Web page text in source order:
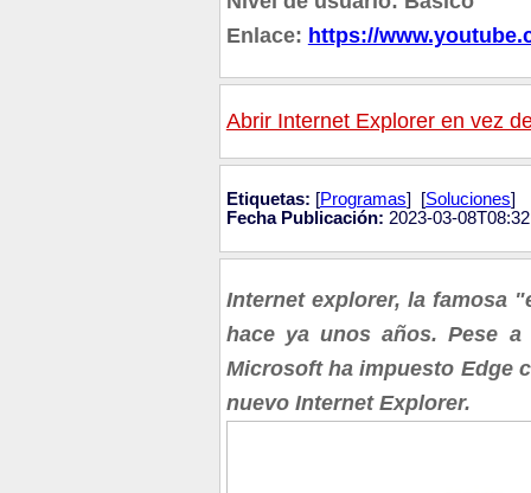
Enlace: https://
Abrir Internet Explorer en vez
Etiquetas: [Programas] [Soluciones]
Fecha Publicación: 2023-03-
Internet explorer, la famosa
hace ya unos años. Pese
Microsoft ha impuesto Edge
nuevo Internet Explorer.